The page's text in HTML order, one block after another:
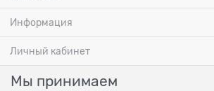
Информация
Личный кабинет
Мы принимаем